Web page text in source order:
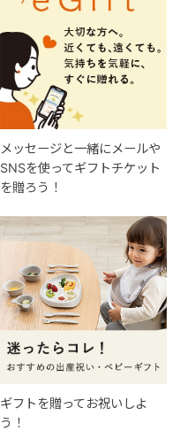
メッセージと一緒にメールや
SNSを使ってギフトチケット
を贈ろう！
ギフトを贈ってお祝いしよ
う！